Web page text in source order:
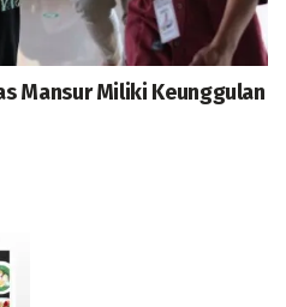
Mansur Miliki Keunggulan